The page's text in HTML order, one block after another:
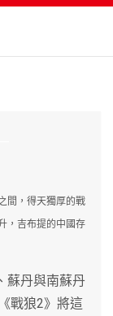
間，得天獨厚的戰
，吉布提的中國存
蘇丹與南蘇丹
戰狼2》將這